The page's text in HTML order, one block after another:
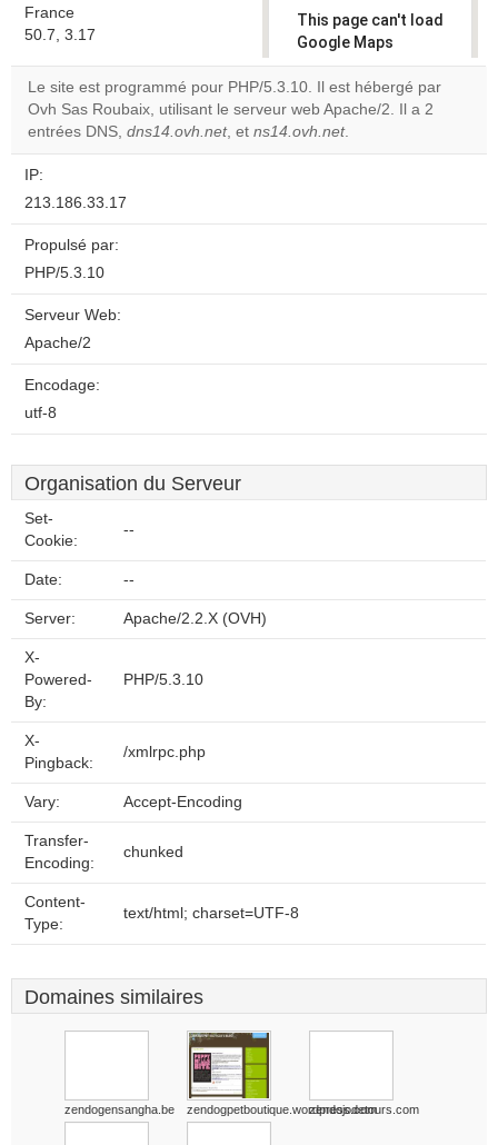
France
50.7, 3.17
This page can't load
Google Maps
correctly.
Do you
own this
Le site est programmé pour PHP/5.3.10. Il est hébergé par
Ovh Sas Roubaix, utilisant le serveur web Apache/2. Il a 2
entrées DNS, dns14.ovh.net, et ns14.ovh.net.
IP:
213.186.33.17
Propulsé par:
PHP/5.3.10
Serveur Web:
Apache/2
Encodage:
utf-8
Organisation du Serveur
Set-
Cookie:
--
Date: --
Server: Apache/2.2.X (OVH)
X-
Powered-
By:
PHP/5.3.10
X-
Pingback:
/xmlrpc.php
Vary: Accept-Encoding
Transfer-
Encoding:
chunked
Content-
Type:
text/html; charset=UTF-8
Domaines similaires
zendogensangha.be zendogpetboutique.wordpress.com
zendojodetours.com